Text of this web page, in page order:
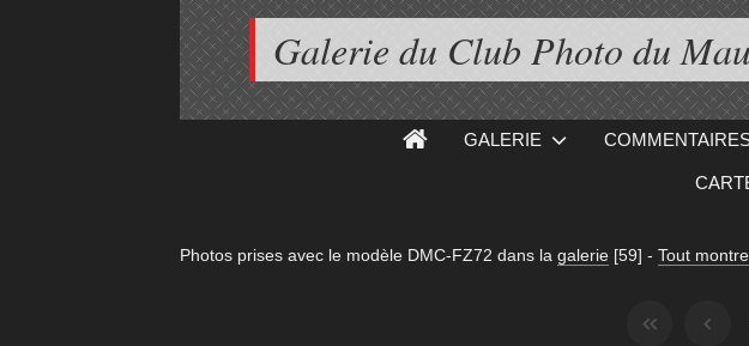
Galerie du Club Photo du
GALERIE
Photos prises avec le modèle DMC-FZ72 dans la galerie [59] - Tout